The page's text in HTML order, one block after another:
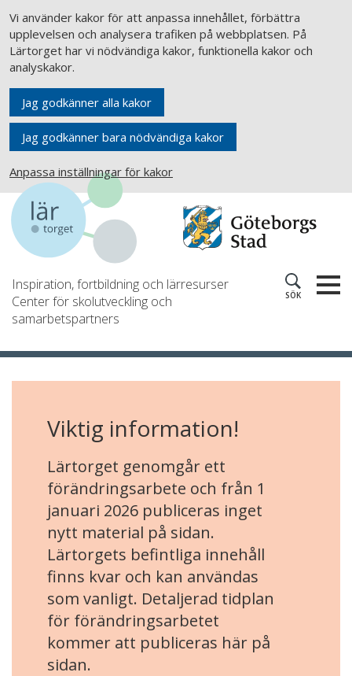
Vi använder kakor för att anpassa innehållet, förbättra
upplevelsen och analysera trafiken på webbplatsen. På
Lärtorget har vi nödvändiga kakor, funktionella kakor och
analyskakor.
Jag godkänner alla kakor
Jag godkänner bara nödvändiga kakor
Anpassa inställningar för kakor
Inspiration, fortbildning och lärresurser
Center för skolutveckling och
samarbetspartners
SÖK
Viktig information!
Lärtorget genomgår ett
förändringsarbete och från 1
januari 2026 publiceras inget
nytt material på sidan.
Lärtorgets befintliga innehåll
finns kvar och kan användas
som vanligt. Detaljerad tidplan
för förändringsarbetet
kommer att publiceras här på
sidan.